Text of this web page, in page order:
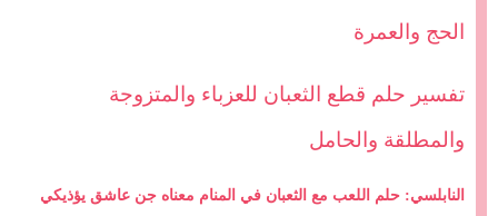
الحج والعمرة
تفسير حلم قطع الثعبان للعزباء والمتزوجة
والمطلقة والحامل
النابلسي: حلم اللعب مع الثعبان في المنام معناه جن عاشق يؤذيكي